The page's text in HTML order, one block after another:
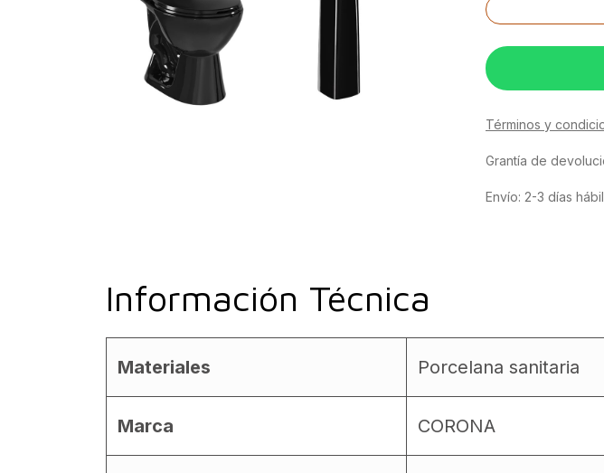
Términos y
Grantía de
Envío: 2-3 días
Información Técnica
Materiales Porcelana sanitaria
Marca CORONA